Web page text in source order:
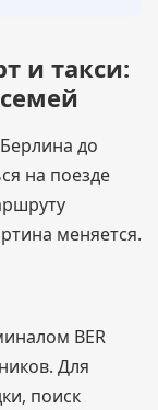
и такси:
до
на поезде
меняется.
BER
Для
поиск